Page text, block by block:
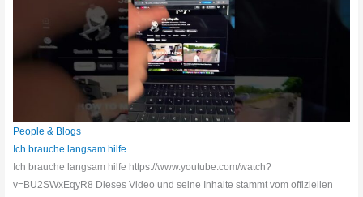
People & Blogs
Ich brauche langsam hilfe
Ich brauche langsam hilfe https://www.youtube.com/watch?
v=BU2SWxEqyR8 Dieses Video und seine Inhalte stammt vom offiziellen